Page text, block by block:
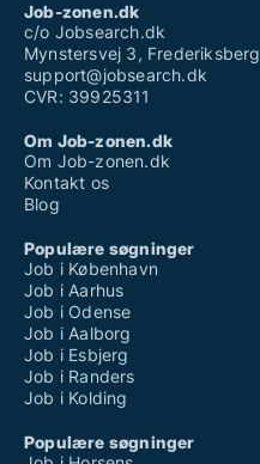
Job-zonen.dk
c/o Jobsearch.dk
Mynstersvej 3, Frederiksberg
support@jobsearch.dk
CVR: 39925311
Om Job-zonen.dk
Om Job-zonen.dk
Kontakt os
Blog
Populære søgninger
Job i København
Job i Aarhus
Job i Odense
Job i Aalborg
Job i Esbjerg
Job i Randers
Job i Kolding
Populære søgninger